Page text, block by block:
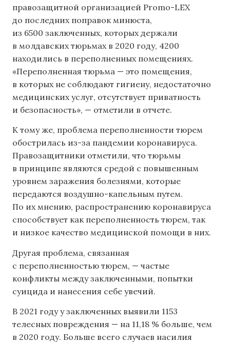
правозащитной организацией Promo-LEX
до последних поправок минюста,
из 6500 заключенных, которых держали
в молдавских тюрьмах в 2020 году, 4200
находились в переполненных помещениях.
«Переполненная тюрьма — это помещения,
в которых не соблюдают гигиену, недостаточно
медицинских услуг, отсутствует приватность
и безопасность», — отметили в отчете.
К тому же, проблема переполненности тюрем
обострилась из-за пандемии коронавируса.
Правозащитники отметили, что тюрьмы
в принципе являются средой с повышенным
уровнем заражения болезнями, которые
передаются воздушно-капельным путем.
По их мнению, распространению коронавируса
способствует как переполненность тюрем, так
и низкое качество медицинской помощи в них.
Другая проблема, связанная
с переполненностью тюрем, — частые
конфликты между заключенными, попытки
суицида и нанесения себе увечий.
В 2021 году у заключенных выявили 1153
телесных повреждения — на 11,18 % больше, чем
в 2020 году. Больше всего случаев насилия